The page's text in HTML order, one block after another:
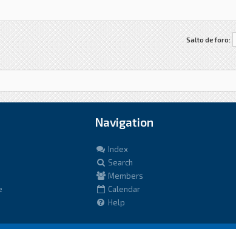
Salto de foro:
Navigation
Index
Search
Members
Calendar
Help